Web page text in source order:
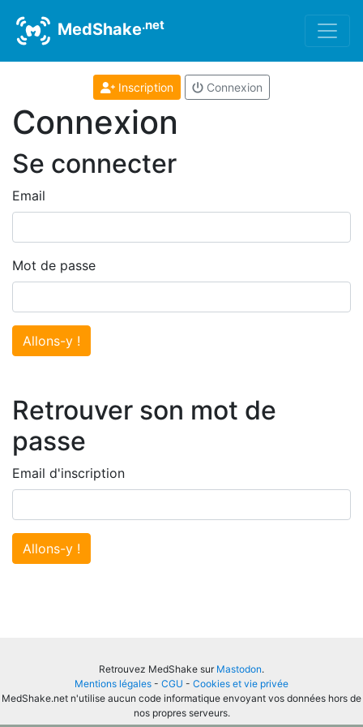
MedShake.net
Inscription Connexion
Connexion
Se connecter
Email
Mot de passe
Allons-y !
Retrouver son mot de
passe
Email d'inscription
Allons-y !
Retrouvez MedShake sur Mastodon.
Mentions légales - CGU - Cookies et vie privée
MedShake.net n'utilise aucun code informatique envoyant vos données hors de
nos propres serveurs.